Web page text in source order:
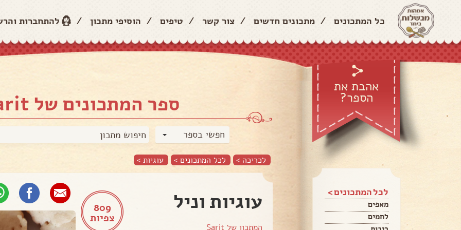
כל המתכונים / מתכונים חדשים / צור קשר / טיפים / הוסיפי מתכון / להתחברות
אהבת את
הספר?
לכל המתכונים >
מאפים
לחמים
ספר המתכונים של Sarit
חפשי בספר
לכריכה > לכל המתכונים > עוגיות >
809
צפיות
עוגיות וניל
המתכון של Sarit